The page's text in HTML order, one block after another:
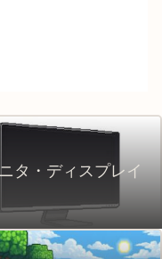
タ・ディスプレイ